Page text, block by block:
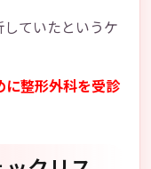
ていたというケ
に整形外科を受診